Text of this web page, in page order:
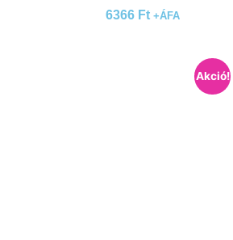
6366 Ft +ÁFA
Akció!